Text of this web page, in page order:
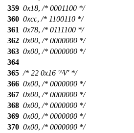
359 0x18, /* 0001100 */
360 0xcc, /* 1100110 */
361 0x78, /* 0111100 */
362 0x00, /* 0000000 */
363 0x00, /* 0000000 */
364
365 /* 22 0x16 '^V' */
366 0x00, /* 0000000 */
367 0x00, /* 0000000 */
368 0x00, /* 0000000 */
369 0x00, /* 0000000 */
370 0x00, /* 0000000 */